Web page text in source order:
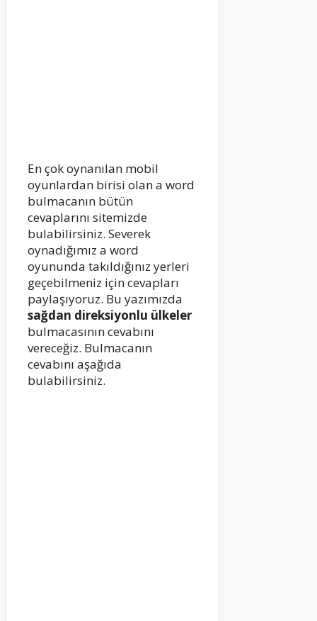
En çok oynanılan mobil
oyunlardan birisi olan a word
bulmacanın bütün
cevaplarını sitemizde
bulabilirsiniz. Severek
oynadığımız a word
oyununda takıldığınız yerleri
geçebilmeniz için cevapları
paylaşıyoruz. Bu yazımızda
sağdan direksiyonlu ülkeler
bulmacasının cevabını
vereceğiz. Bulmacanın
cevabını aşağıda
bulabilirsiniz.